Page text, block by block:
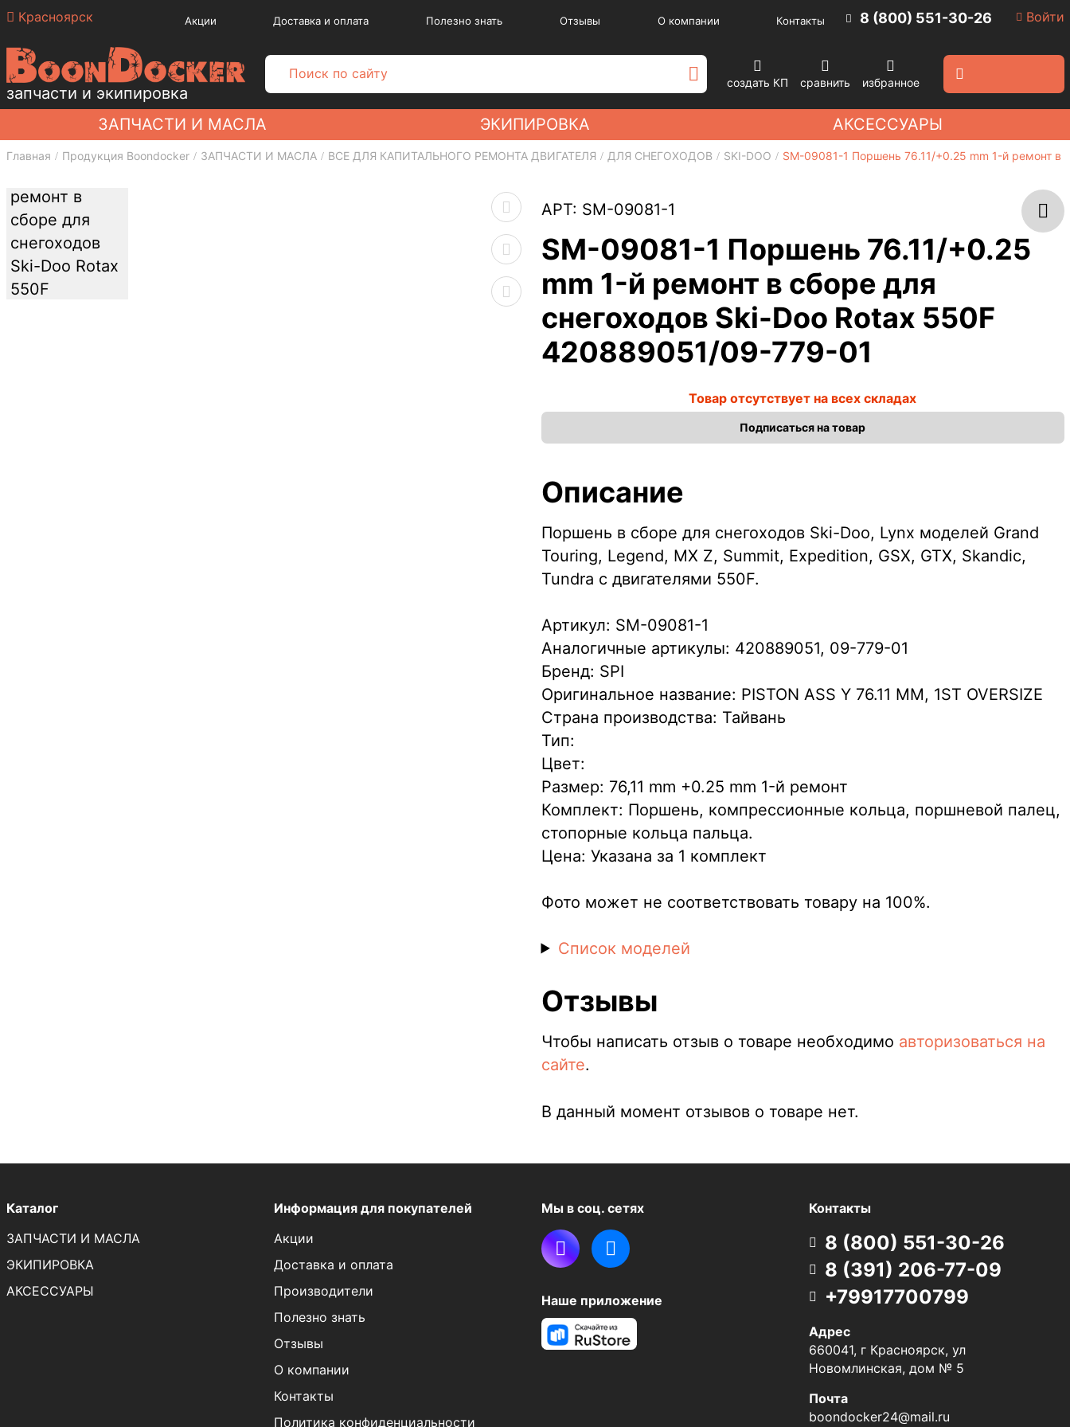
Красноярск Акции Доставка и оплата Полезно знать Отзывы О компании Контакты 8 (800) 551-30-26 Войти
запчасти и экипировка
создать КП сравнить избранное
ЗАПЧАСТИ И МАСЛА ЭКИПИРОВКА АКСЕССУАРЫ
Главная Продукция Boondocker ЗАПЧАСТИ И МАСЛА ВСЕ ДЛЯ КАПИТАЛЬНОГО РЕМОНТА ДВИГАТЕЛЯ ДЛЯ СНЕГОХОДОВ SKI-DOO SM-09081-1 Поршень 76.11/+0.25 mm 1-й ремонт
АРТ: SM-09081-1
SM-09081-1 Поршень 76.11/+0.25
mm 1-й ремонт в сборе для
снегоходов Ski-Doo Rotax 550F
420889051/09-779-01
Товар отсутствует на всех складах
Подписаться на товар
Описание
Поршень в сборе для снегоходов Ski-Doo, Lynx моделей Grand
Touring, Legend, MX Z, Summit, Expedition, GSX, GTX, Skandic,
Tundra с двигателями 550F.
Артикул: SM-09081-1
Аналогичные артикулы: 420889051, 09-779-01
Бренд: SPI
Оригинальное название: PISTON ASS Y 76.11 MM, 1ST OVERSIZE
Страна производства: Тайвань
Тип:
Цвет:
Размер: 76,11 mm +0.25 mm 1-й ремонт
Комплект: Поршень, компрессионные кольца, поршневой палец,
стопорные кольца пальца.
Цена: Указана за 1 комплект
Фото может не соответствовать товару на 100%.
Список моделей
Отзывы
Чтобы написать отзыв о товаре необходимо авторизоваться на
сайте.
В данный момент отзывов о товаре нет.
Каталог
ЗАПЧАСТИ И МАСЛА
ЭКИПИРОВКА
АКСЕССУАРЫ
Информация для покупателей
Акции
Доставка и оплата
Производители
Полезно знать
Отзывы
О компании
Контакты
Политика конфиденциальности
Мы в соц. сетях
Наше приложение
Контакты
8 (800) 551-30-26
8 (391) 206-77-09
+79917700799
Адрес
660041, г Красноярск, ул
Новомлинская, дом № 5
Почта
boondocker24@mail.ru